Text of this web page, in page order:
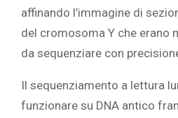
affinando l’immagine di
del cromosoma Y che erano
da sequenziare con
Il sequenziamento a lettura
funzionare su DNA antico